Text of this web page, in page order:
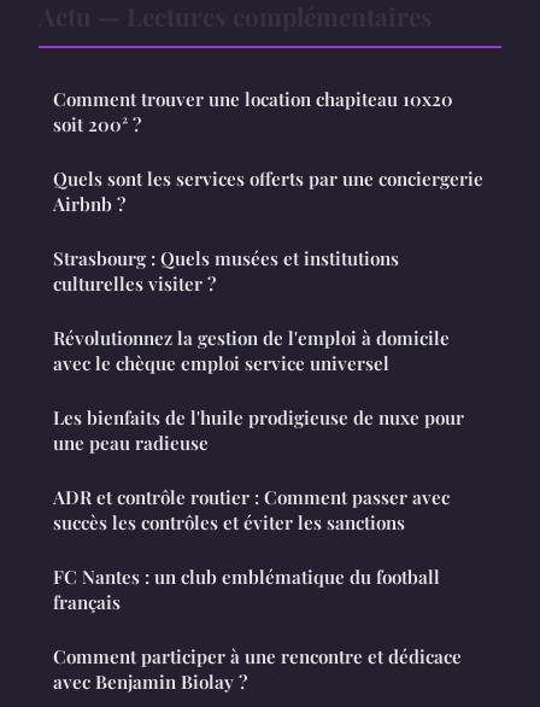
Comment trouver une location chapiteau 10x20
soit 200² ?
Quels sont les services offerts par une conciergerie
Airbnb ?
Strasbourg : Quels musées et institutions
culturelles visiter ?
Révolutionnez la gestion de l'emploi à domicile
avec le chèque emploi service universel
Les bienfaits de l'huile prodigieuse de nuxe pour
une peau radieuse
ADR et contrôle routier : Comment passer avec
succès les contrôles et éviter les sanctions
FC Nantes : un club emblématique du football
français
Comment participer à une rencontre et dédicace
avec Benjamin Biolay ?